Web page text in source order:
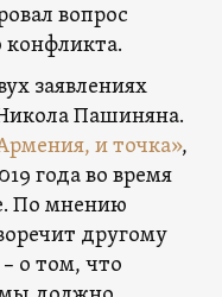
вопрос
конфликта.
заявлениях
Пашиняна.
и точка»,
года во время
По мнению
другому
о том, что